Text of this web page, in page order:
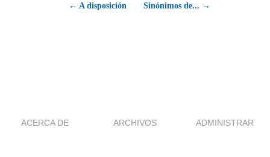
← A disposición Sinónimos de... →
ACERCA DE ARCHIVOS ADMINISTRAR